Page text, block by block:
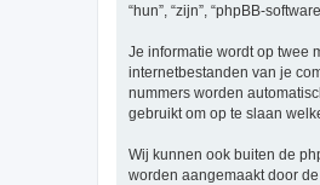
“hun”, “zijn”, “phpBB-
Je informatie wordt op twee
internetbestanden van je
nummers worden
gebruikt om op te slaan
Wij kunnen ook buiten de
worden aangemaakt door